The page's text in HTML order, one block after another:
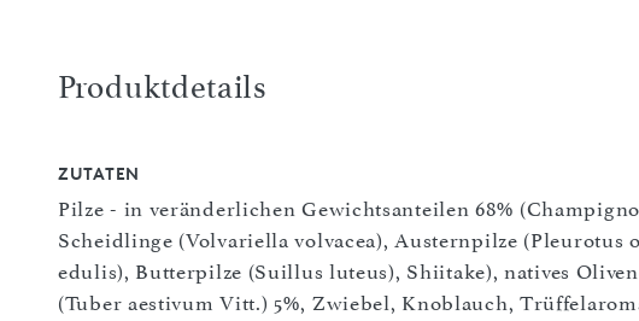
Produktdetails
ZUTATEN
Pilze - in veränderlichen Gewichtsanteilen 68%
Scheidlinge (Volvariella volvacea), Austernpilze (Pleurotus
edulis), Butterpilze (Suillus luteus), Shiitake), natives
(Tuber aestivum Vitt.) 5%, Zwiebel, Knoblauch,